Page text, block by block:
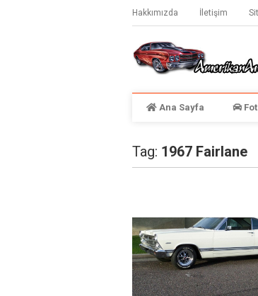
Hakkımızda İletişim
Ana Sayfa
Tag: 1967 Fairlane